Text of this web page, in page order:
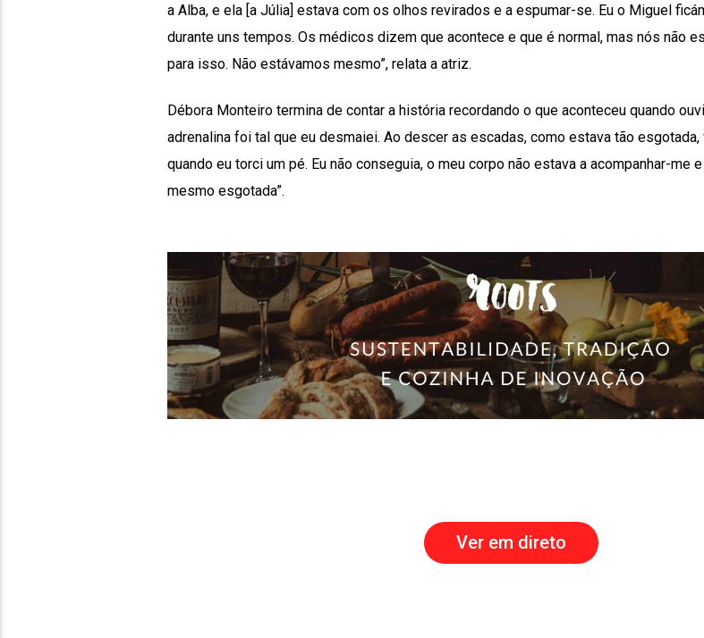
a Alba, e ela [a Júlia] estava com os olhos revirados e a espumar-se. Eu o Miguel
durante uns tempos. Os médicos dizem que acontece e que é normal, mas nós não
para isso. Não estávamos mesmo”, relata a atriz.
Débora Monteiro termina de contar a história recordando o que aconteceu quando
adrenalina foi tal que eu desmaiei. Ao descer as escadas, como estava tão
quando eu torci um pé. Eu não conseguia, o meu corpo não estava a acompanhar-me
mesmo esgotada”.
Ver em direto